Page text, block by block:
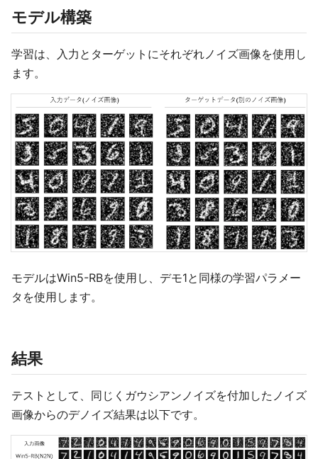
モデル構築
学習は、入力とターゲットにそれぞれノイズ画像を使用し
ます。
モデルはWin5-RBを使用し、デモ1と同様の学習パラメー
タを使用します。
結果
テストとして、同じくガウシアンノイズを付加したノイズ
画像からのデノイズ結果は以下です。